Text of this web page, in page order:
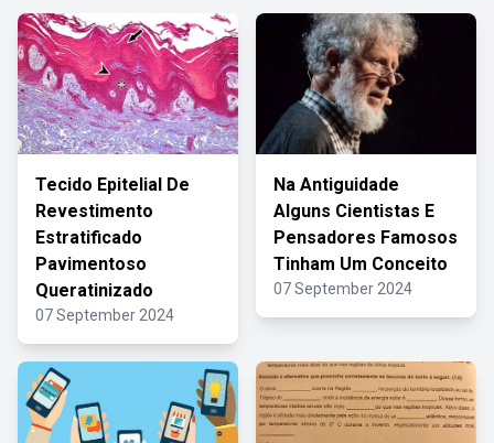
Tecido Epitelial De
Revestimento
Estratificado
Pavimentoso
Queratinizado
07 September 2024
Na Antiguidade
Alguns Cientistas E
Pensadores Famosos
Tinham Um Conceito
07 September 2024